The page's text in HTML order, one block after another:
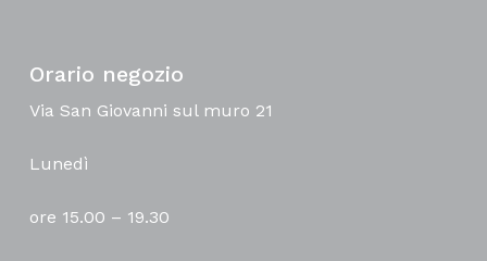
Orario negozio
Via San Giovanni sul muro 21
Lunedì
ore 15.00 – 19.30